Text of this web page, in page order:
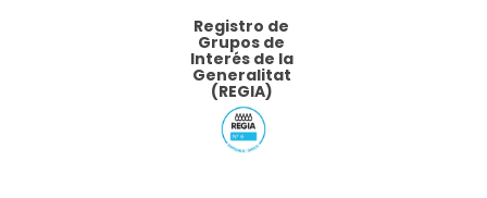
Registro de
Grupos de
Interés de la
Generalitat
(REGIA)